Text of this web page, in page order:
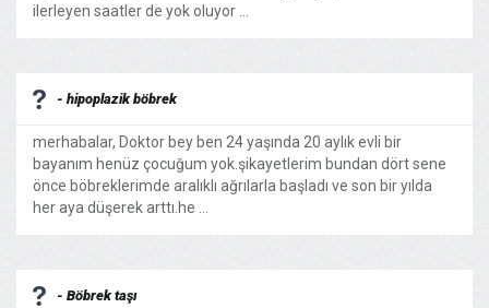
ilerleyen saatler de yok oluyor ...
- hipoplazik böbrek
merhabalar, Doktor bey ben 24 yaşında 20 aylık evli bir
bayanım henüz çocuğum yok.şikayetlerim bundan dört sene
önce böbreklerimde aralıklı ağrılarla başladı ve son bir yılda
her aya düşerek arttı.he ...
- Böbrek taşı